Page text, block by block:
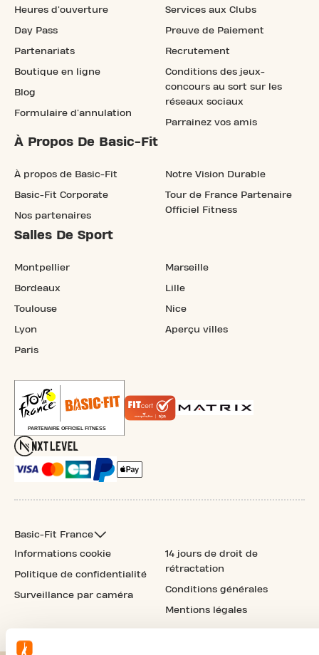
Heures d'ouverture
Day Pass
Partenariats
Boutique en ligne
Blog
Formulaire d'annulation
Services aux Clubs
Preuve de Paiement
Recrutement
Conditions des jeux-
concours au sort sur les
réseaux sociaux
Parrainez vos amis
À Propos De Basic-Fit
À propos de Basic-Fit
Basic-Fit Corporate
Nos partenaires
Notre Vision Durable
Tour de France Partenaire
Officiel Fitness
Salles De Sport
Montpellier
Bordeaux
Toulouse
Lyon
Paris
Marseille
Lille
Nice
Aperçu villes
Basic-Fit France
Informations cookie
Politique de confidentialité
Surveillance par caméra
14 jours de droit de
rétractation
Conditions générales
Mentions légales